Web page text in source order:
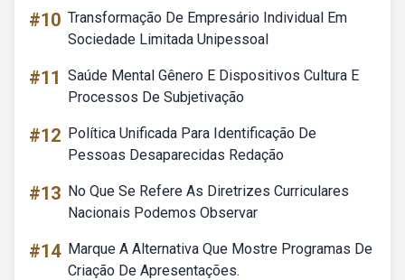
#10 Transformação De Empresário Individual Em
Sociedade Limitada Unipessoal
#11 Saúde Mental Gênero E Dispositivos Cultura E
Processos De Subjetivação
#12 Política Unificada Para Identificação De
Pessoas Desaparecidas Redação
#13 No Que Se Refere As Diretrizes Curriculares
Nacionais Podemos Observar
#14 Marque A Alternativa Que Mostre Programas De
Criação De Apresentações.